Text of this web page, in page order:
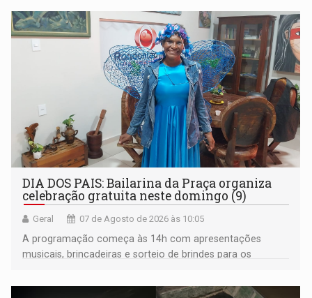
média do trabalhador
DIA DOS PAIS: Bailarina da Praça organiza
celebração gratuita neste domingo (9)
Geral 07 de Agosto de 2026 às 10:05
A programação começa às 14h com apresentações
musicais, brincadeiras e sorteio de brindes para os
bolo e canto de parabéns dedicado aos pais